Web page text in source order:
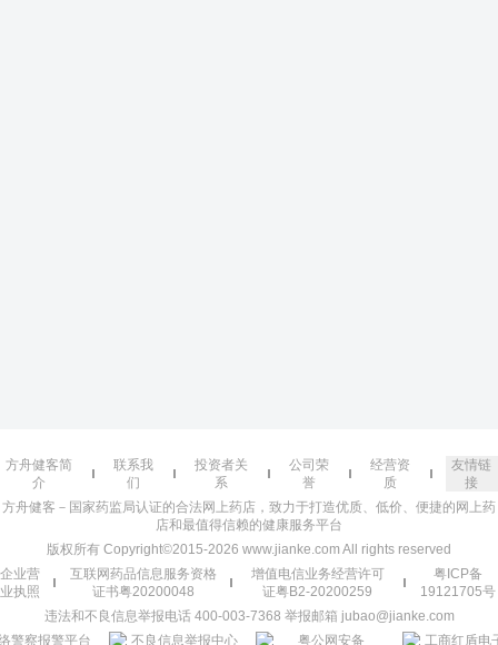
方舟健客简
介
联系我
们
投资者关
系
公司荣
誉
经营资
质
友情链
接
方舟健客－国家药监局认证的合法网上药店，致力于打造优质、低价、便捷的网上药
店和最值得信赖的健康服务平台
版权所有 Copyright©2015-2026 www.jianke.com All rights reserved
企业营
业执照
互联网药品信息服务资格
证书粤20200048
增值电信业务经营许可
证粤B2-20200259
粤ICP备
19121705号
违法和不良信息举报电话 400-003-7368 举报邮箱 jubao@jianke.com